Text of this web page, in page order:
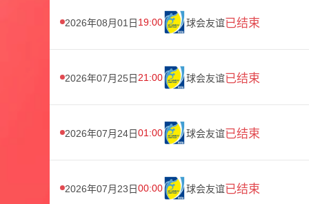
2026年08月01日19:00 球会友谊已结束
2026年07月25日21:00 球会友谊已结束
2026年07月24日01:00 球会友谊已结束
2026年07月23日00:00 球会友谊已结束